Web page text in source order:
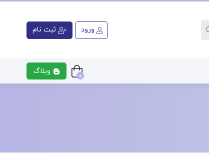
ورود ثبت نام
0 وبلاگ